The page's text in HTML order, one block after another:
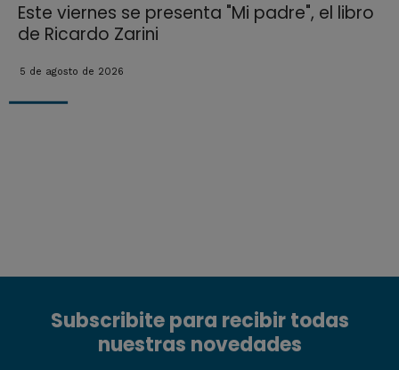
Este viernes se presenta "Mi padre", el libro
de Ricardo Zarini
5 de agosto de 2026
Subscribite para recibir todas
nuestras novedades